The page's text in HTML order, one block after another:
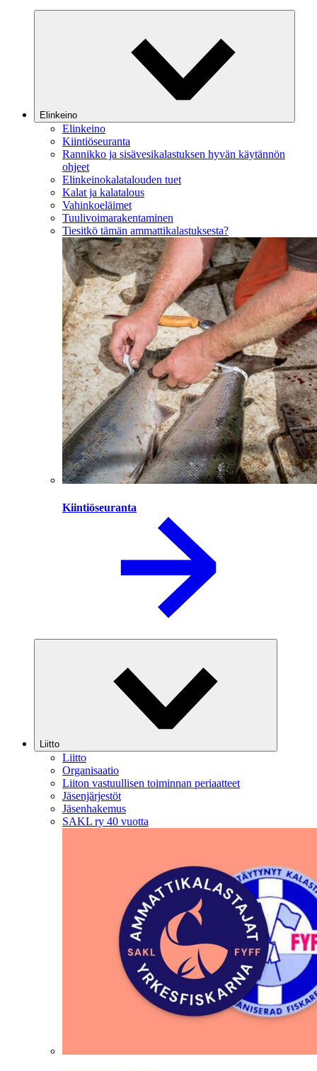
Elinkeino
Elinkeino
Kiintiöseuranta
Rannikko ja sisävesikalastuksen hyvän käytännön
ohjeet
Elinkeinokalatalouden tuet
Kalat ja kalatalous
Vahinkoeläimet
Tuulivoimarakentaminen
Tiesitkö tämän ammattikalastuksesta?
Kiintiöseuranta
Liitto
Liitto
Organisaatio
Liiton vastuullisen toiminnan periaatteet
Jäsenjärjestöt
Jäsenhakemus
SAKL ry 40 vuotta